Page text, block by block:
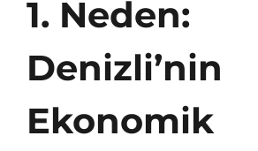
1. Neden:
Denizli’nin
Ekonomik